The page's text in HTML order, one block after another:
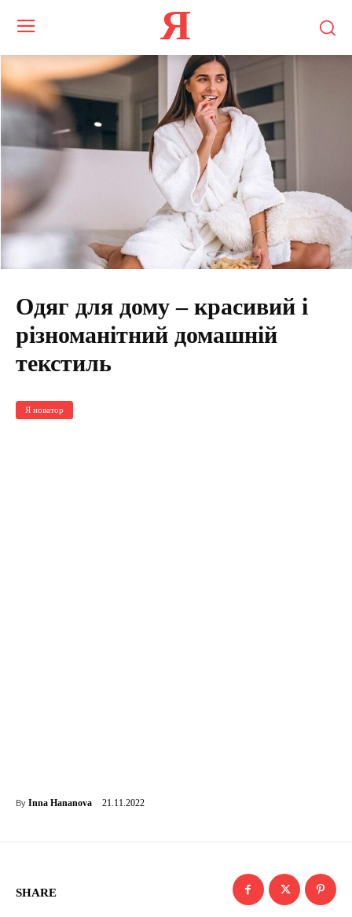
Я
Одяг для дому – красивий і
різноманітний домашній
текстиль
Я новатор
By Inna Hananova 21.11.2022
SHARE